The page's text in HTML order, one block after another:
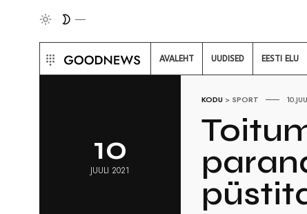
AVALEHT UUDISED EESTI ELU
10
JUULI 2021
KODU > SPORT